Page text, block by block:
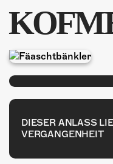
GALERIE
DIESER ANLASS
VERGANGENHEIT